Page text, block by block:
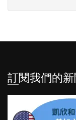
訂閱我們的